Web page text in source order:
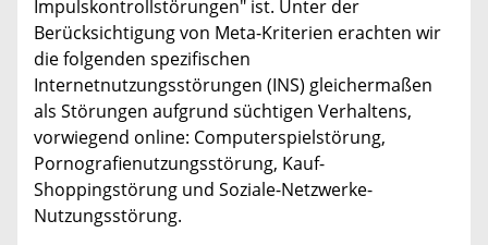
Impulskontrollstörungen" ist. Unter der
Berücksichtigung von Meta-Kriterien erachten wir
die folgenden spezifischen
Internetnutzungsstörungen (INS) gleichermaßen
als Störungen aufgrund süchtigen Verhaltens,
vorwiegend online: Computerspielstörung,
Pornografienutzungsstörung, Kauf-
Shoppingstörung und Soziale-Netzwerke-
Nutzungsstörung.